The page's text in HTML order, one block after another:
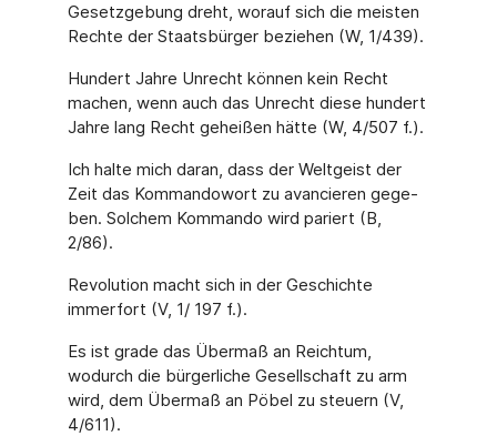
Gesetzgebung dreht, worauf sich die meisten
Rechte der Staatsbürger beziehen (W, 1/439).
Hundert Jahre Unrecht können kein Recht
machen, wenn auch das Unrecht diese hundert
Jahre lang Recht geheißen hätte (W, 4/507 f.).
Ich halte mich daran, dass der Weltgeist der
Zeit das Kommandowort zu avancieren gege­
ben. Solchem Kommando wird pariert (B,
2/86).
Revolution macht sich in der Geschichte
immerfort (V, 1/ 197 f.).
Es ist grade das Übermaß an Reichtum,
wodurch die bürgerliche Gesellschaft zu arm
wird, dem Übermaß an Pöbel zu steuern (V,
4/611).